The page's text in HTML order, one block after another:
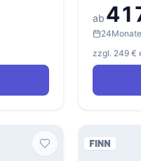
ab
24Monate
zzgl. 249 €